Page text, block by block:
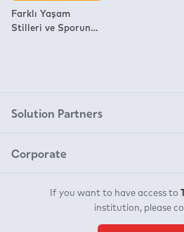
Farklı Yaşam
Stilleri ve Sporun
Solution Partners
Corporate
If you want to have access to
institution, please